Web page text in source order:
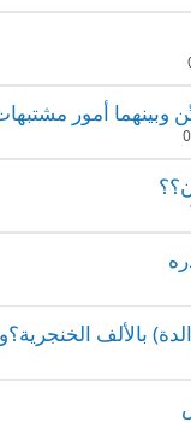
وبينهما أمور
بالألف